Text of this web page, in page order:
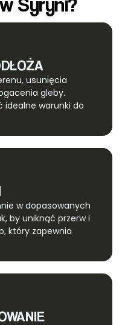
usunięcia
gleby.
idealne warunki do
w dopasowanych
by uniknąć przerw i
który zapewnia